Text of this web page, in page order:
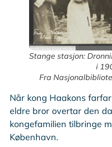
Stange stasjon:
i
Fra
Når kong Haakons
eldre bror overtar den
kongefamilien tilbringe
København.